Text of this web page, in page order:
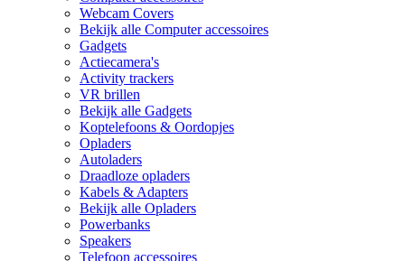
Webcam Covers
Bekijk alle Computer accessoires
Gadgets
Actiecamera's
Activity trackers
VR brillen
Bekijk alle Gadgets
Koptelefoons & Oordopjes
Opladers
Autoladers
Draadloze opladers
Kabels & Adapters
Bekijk alle Opladers
Powerbanks
Speakers
Telefoon accessoires